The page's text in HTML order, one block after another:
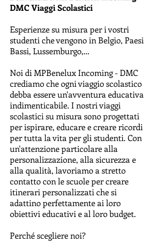
DMC Viaggi Scolastici
Esperienze su misura per i vostri
studenti che vengono in Belgio, Paesi
Bassi, Lussemburgo,...
Noi di MPBenelux Incoming - DMC
crediamo che ogni viaggio scolastico
debba essere un'avventura educativa
indimenticabile. I nostri viaggi
scolastici su misura sono progettati
per ispirare, educare e creare ricordi
per tutta la vita per gli studenti. Con
un'attenzione particolare alla
personalizzazione, alla sicurezza e
alla qualità, lavoriamo a stretto
contatto con le scuole per creare
itinerari personalizzati che si
adattino perfettamente ai loro
obiettivi educativi e al loro budget.
Perché scegliere noi?